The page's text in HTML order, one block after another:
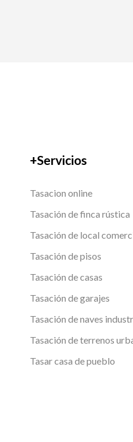
+Servicios
Tasacion online
Tasación de finca rústica
Tasación de local
Tasación de pisos
Tasación de casas
Tasación de garajes
Tasación de naves
Tasación de terrenos
Tasar casa de pueblo